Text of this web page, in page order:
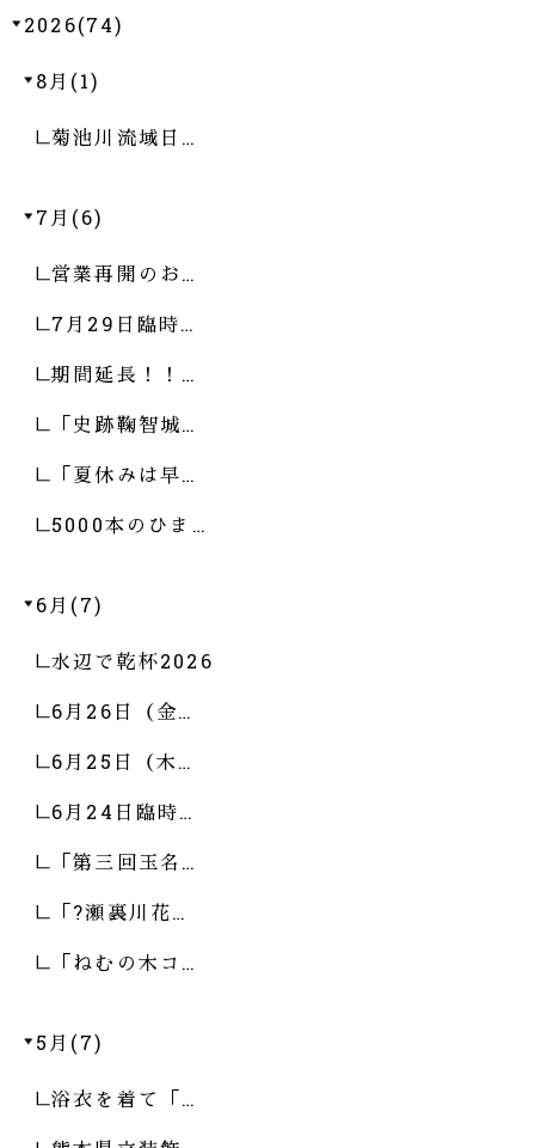
2026(74)
8月(1)
菊池川流域日…
7月(6)
営業再開のお…
7月29日臨時…
期間延長！！…
「史跡鞠智城…
「夏休みは早…
5000本のひま…
6月(7)
水辺で乾杯2026
6月26日（金…
6月25日（木…
6月24日臨時…
「第三回玉名…
「?瀬裏川花…
「ねむの木コ…
5月(7)
浴衣を着て「…